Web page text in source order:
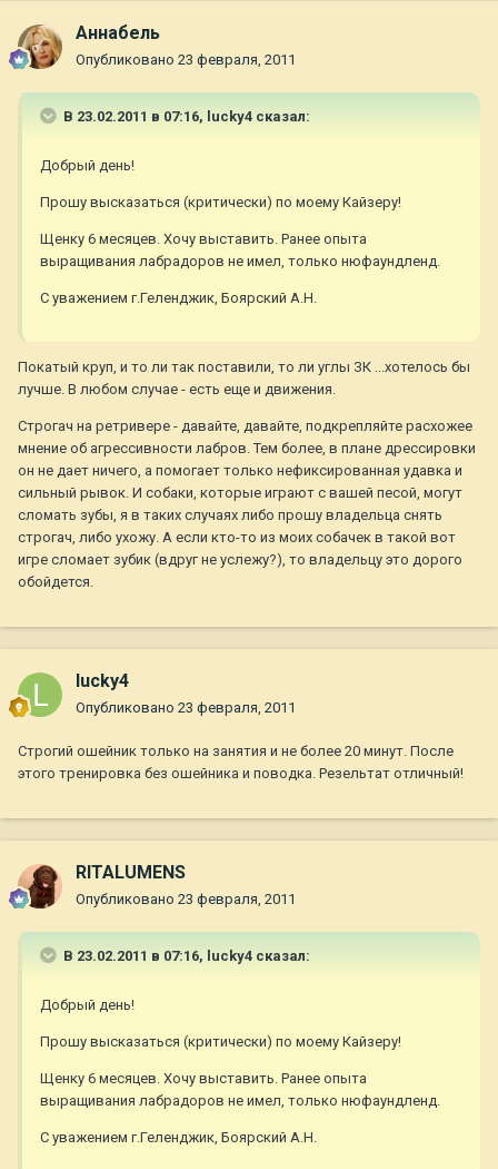
Aннaбель
Опубликовано 23 февраля, 2011
В 23.02.2011 в 07:16, lucky4 сказал:
Добрый день!
Прошу высказаться (критически) по моему Кайзеру!
Щенку 6 месяцев. Хочу выставить. Ранее опыта
выращивания лабрадоров не имел, только нюфаундленд.
С уважением г.Геленджик, Боярский А.Н.
Покатый круп, и то ли так поставили, то ли углы ЗК ...хотелось бы
лучше. В любом случае - есть еще и движения.
Строгач на ретривере - давайте, давайте, подкрепляйте расхожее
мнение об агрессивности лабров. Тем более, в плане дрессировки
он не дает ничего, а помогает только нефиксированная удавка и
сильный рывок. И собаки, которые играют с вашей песой, могут
сломать зубы, я в таких случаях либо прошу владельца снять
строгач, либо ухожу. А если кто-то из моих собачек в такой вот
игре сломает зубик (вдруг не услежу?), то владельцу это дорого
обойдется.
lucky4
Опубликовано 23 февраля, 2011
Строгий ошейник только на занятия и не более 20 минут. После
этого тренировка без ошейника и поводка. Резельтат отличный!
RITALUMENS
Опубликовано 23 февраля, 2011
В 23.02.2011 в 07:16, lucky4 сказал:
Добрый день!
Прошу высказаться (критически) по моему Кайзеру!
Щенку 6 месяцев. Хочу выставить. Ранее опыта
выращивания лабрадоров не имел, только нюфаундленд.
С уважением г.Геленджик, Боярский А.Н.